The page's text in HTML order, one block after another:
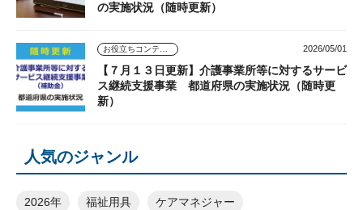
の実施状況（随時更新）
お役立ちコンテンツ 2026/05/01
【７月１３日更新】介護事業所等に対するサービ
ス継続支援事業 都道府県の実施状況（随時更
新）
人気のジャンル
2026年 福祉用具 ケアマネジャー